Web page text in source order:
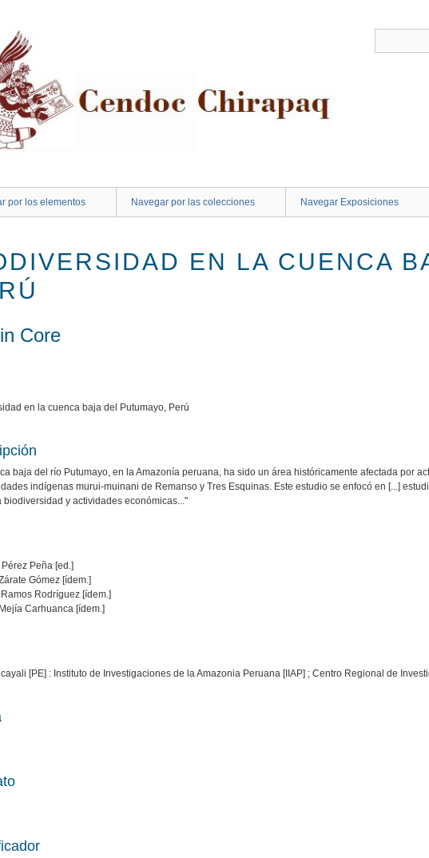
por los elementos Navegar por las colecciones Navegar Exposiciones
EN LA CUENCA
Core
en la cuenca baja del Putumayo, Perú
baja del río Putumayo, en la Amazonía peruana, ha sido un área históricamente afectada por
indígenas murui-muinani de Remanso y Tres Esquinas. Este estudio se enfocó en [...]
biodiversidad y actividades económicas..."
Peña [ed.]
Gómez [ídem.]
Rodríguez [ídem.]
Carhuanca [ídem.]
[PE] : Instituto de Investigaciones de la Amazonia Peruana [IIAP] ; Centro Regional de